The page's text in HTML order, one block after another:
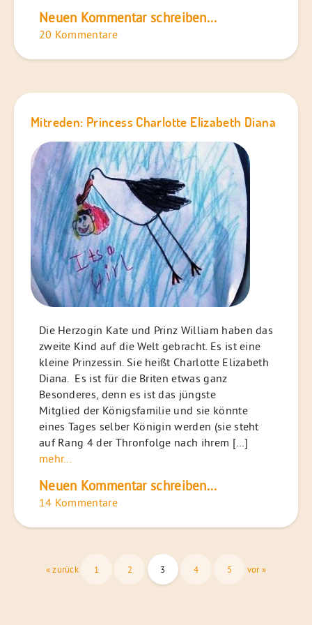
Neuen Kommentar schreiben...
20 Kommentare
Mitreden: Princess Charlotte Elizabeth Diana
Die Herzogin Kate und Prinz William haben das
zweite Kind auf die Welt gebracht. Es ist eine
kleine Prinzessin. Sie heißt Charlotte Elizabeth
Diana. Es ist für die Briten etwas ganz
Besonderes, denn es ist das jüngste
Mitglied der Königsfamilie und sie könnte
eines Tages selber Königin werden (sie steht
auf Rang 4 der Thronfolge nach ihrem […]
mehr...
Neuen Kommentar schreiben...
14 Kommentare
Seitennummerierung
« zurück 1 2 3 4 5 vor »